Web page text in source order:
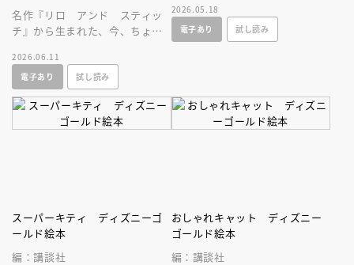
名作『リロ アンド スティッ
チ』から生まれた、今、ちょっ
／ギフトブック！
2026.06.11
電子あり
試し読み
ィを両はじから食べる有名なシ
ーンに注目！
2026.05.18
電子あり
試し読み
スーパーキティ ディズニーゴ
ールド絵本
編：講談社
おしゃれキャット ディズニー
ゴールド絵本
編：講談社